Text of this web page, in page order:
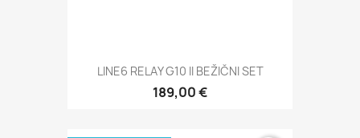
LINE6 RELAY G10 II BEŽIČNI SET
189,00 €